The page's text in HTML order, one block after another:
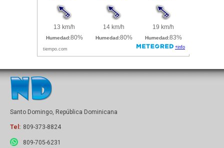
Santo Domingo, República Dominicana
Tel: 809-373-8824
809-705-6231